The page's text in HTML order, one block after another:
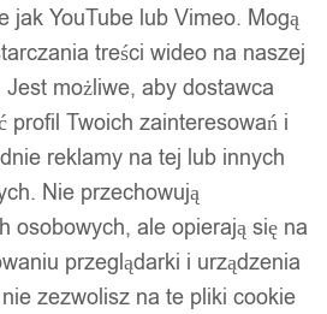
jak YouTube lub Vimeo. Mogą
treści wideo na naszej
możliwe, aby dostawca
profil Twoich zainteresowań i
reklamy na tej lub innych
Nie przechowują
osobowych, ale opierają się na
przeglądarki i urządzenia
zezwolisz na te pliki cookie